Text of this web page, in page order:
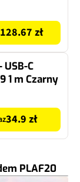
128.67 zł
USB-C
1 m Czarny
34.9 zł
PLAF20